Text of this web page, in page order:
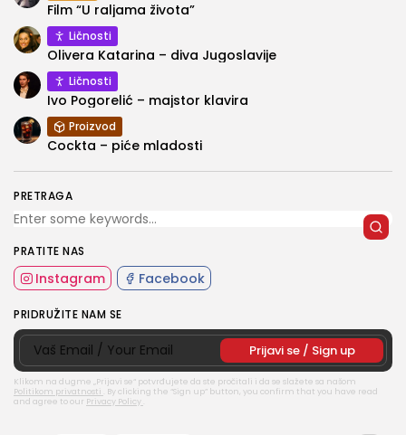
PRETRAGA
PRATITE NAS
Instagram Facebook
PRIDRUŽITE NAM SE
Klikom na dugme „Prijavi se“ potvrđujete da ste pročitali i da se slažete sa našom
Politikom privatnosti
By clicking the “Sign up” button, you confirm that you have read
and agree to our Privacy Policy
Film “U raljama života”
Ličnosti
Olivera Katarina – diva Jugoslavije
Ličnosti
Ivo Pogorelić – majstor klavira
Proizvod
Cockta – piće mladosti